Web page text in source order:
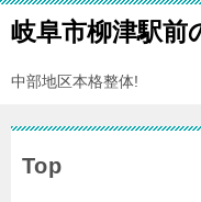
岐阜市柳津駅前
中部地区本格整体!
Top